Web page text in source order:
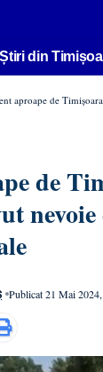
Știri din
aproape de
de
nevoie
Publicat 21 Mai